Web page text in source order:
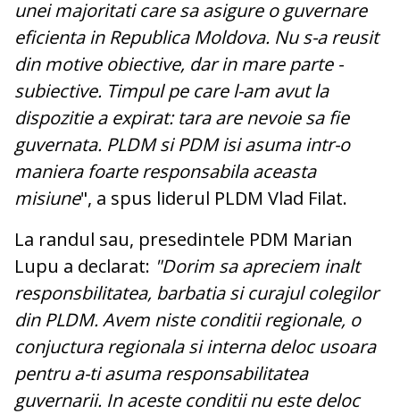
unei majoritati care sa asigure o guvernare
eficienta in Republica Moldova. Nu s-a reusit
din motive obiective, dar in mare parte -
subiective. Timpul pe care l-am avut la
dispozitie a expirat: tara are nevoie sa fie
guvernata. PLDM si PDM isi asuma intr-o
maniera foarte responsabila aceasta
misiune", a spus liderul PLDM Vlad Filat.
La randul sau, presedintele PDM Marian
Lupu a declarat: "Dorim sa apreciem inalt
responsbilitatea, barbatia si curajul colegilor
din PLDM. Avem niste conditii regionale, o
conjuctura regionala si interna deloc usoara
pentru a-ti asuma responsabilitatea
guvernarii. In aceste conditii nu este deloc